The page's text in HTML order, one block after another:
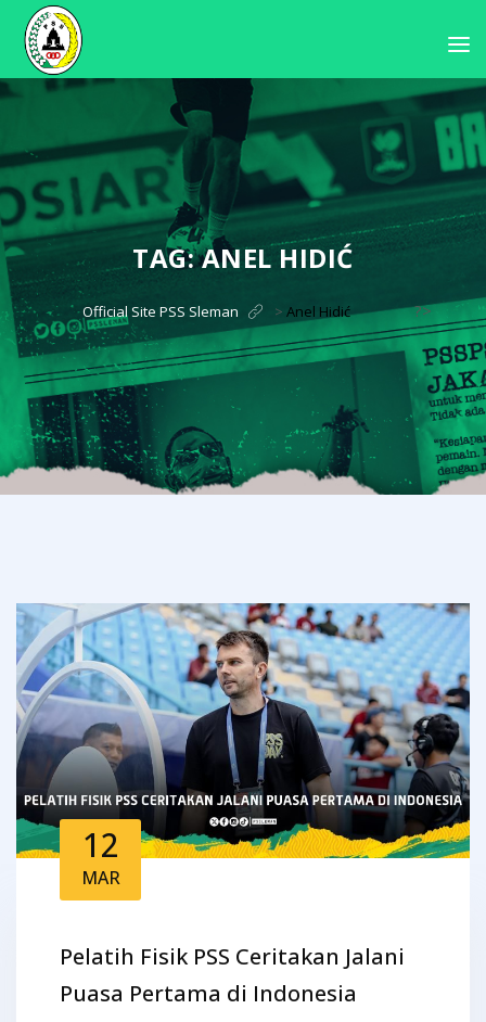
TAG:ANEL HIDIĆ
Official Site PSS Sleman > Anel Hidić ?>
12
MAR
Pelatih Fisik PSS Ceritakan Jalani
Puasa Pertama di Indonesia